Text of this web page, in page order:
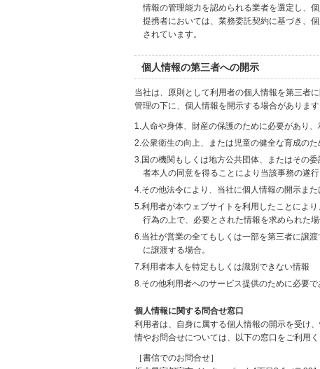
情報の管理能力を認められる業者を選定し、
提携者においては、業務委託契約に基づき、
されています。
個人情報の第三者への開示
当社は、原則として利用者の個人情報を第三者
管理の下に、個人情報を開示する場合があります
1.人命や身体、財産の保護のために必要があり
2.公衆衛生の向上、または児童の健全な育成の
3.国の機関もしくは地方公共団体、またはその
者本人の同意を得ることにより当該事務の遂
4.その他法令により、当社に個人情報の開示また
5.利用者が本ウェブサイトを利用したことによ
行為の上で、必要とされた情報を求められた場
6.当社が営業の全てもしくは一部を第三者に譲
に譲渡する場合。
7.利用者本人を特定もしくは識別できない情報
8.その他利用者へのサービス提供のために必要で
個人情報に関する問合せ窓口
利用者は、自身に属する個人情報の開示を受け
情やお問合せについては、以下の窓口をご利用く
［書信でのお問合せ］